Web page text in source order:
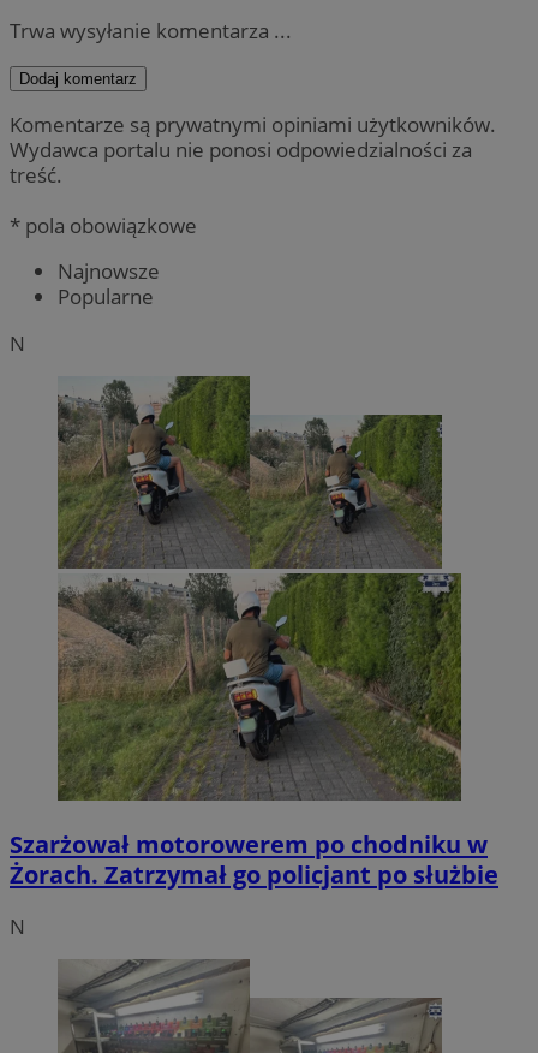
Trwa wysyłanie komentarza ...
Dodaj komentarz
Komentarze są prywatnymi opiniami użytkowników.
Wydawca portalu nie ponosi odpowiedzialności za
treść.
* pola obowiązkowe
Najnowsze
Popularne
N
Szarżował motorowerem po chodniku w
Żorach. Zatrzymał go policjant po służbie
N